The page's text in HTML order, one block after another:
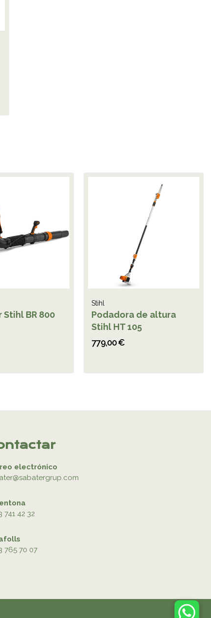
BR 800
Stihl
Podadora de altura
Stihl HT 105
779,00 €
electrónico
741 42 32
765 70 07